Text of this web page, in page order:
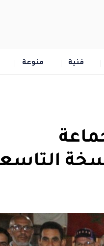
فنية منوعة